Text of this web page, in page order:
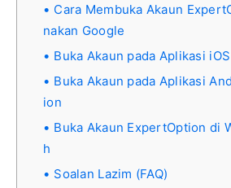
Cara Membuka Akaun
nakan Google
Buka Akaun pada Aplikasi
Buka Akaun pada Aplikasi
ion
Buka Akaun ExpertOption di
h
Soalan Lazim (FAQ)